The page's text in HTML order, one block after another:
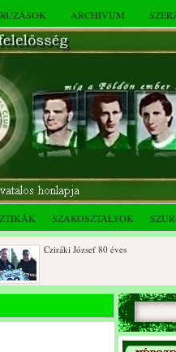
ARCHÍVUM
SZAKOSZTÁLYOK
Cziráki József 80 éves
Albert Flórián sírjának